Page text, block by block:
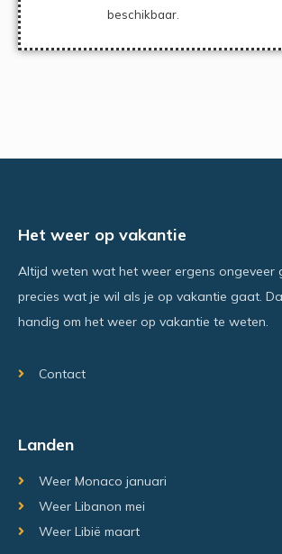
beschikbaar.
Het weer op vakantie
Altijd weten wat het weer ergens ongeveer
precies wat je wil als je op vakantie gaat.
handig om het weer op vakantie te weten.
Contact
Landen
Weer Monaco januari
Weer Libanon mei
Weer Libië maart